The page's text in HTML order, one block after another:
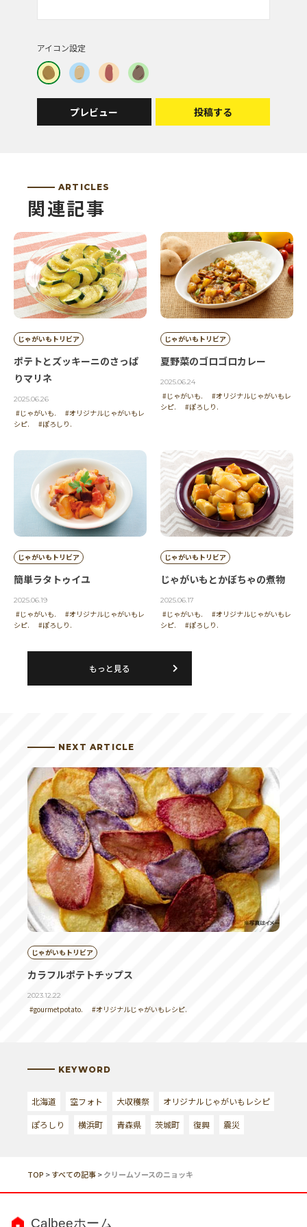
アイコン設定
プレビュー 投稿する
ARTICLES
関連記事
じゃがいもトリビア
ポテトとズッキーニのさっぱ
りマリネ
2025.06.26
#じゃがいも.
#オリジナルじゃがいもレ
シピ.
#ぽろしり.
じゃがいもトリビア
夏野菜のゴロゴロカレー
2025.06.24
#じゃがいも.
#オリジナルじゃがいもレ
シピ.
#ぽろしり.
じゃがいもトリビア
簡単ラタトゥイユ
2025.06.19
#じゃがいも.
#オリジナルじゃがいもレ
シピ.
#ぽろしり.
じゃがいもトリビア
じゃがいもとかぼちゃの煮物
2025.06.17
#じゃがいも.
#オリジナルじゃがいもレ
シピ.
#ぽろしり.
もっと見る
NEXT ARTICLE
じゃがいもトリビア
カラフルポテトチップス
2023.12.22
#gourmetpotato. #オリジナルじゃがいもレシピ.
KEYWORD
北海道 空フォト 大収穫祭
オリジナルじゃがいもレシピ
ぽろしり
横浜町 青森県 茨城町 復興 震災
TOP >すべての記事>クリームソースのニョッキ
Calbeeホーム